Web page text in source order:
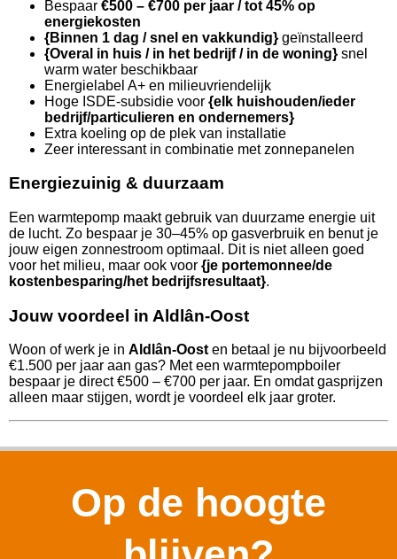
Bespaar €500 – €700 per jaar / tot 45% op
energiekosten
{Binnen 1 dag / snel en vakkundig} geïnstalleerd
{Overal in huis / in het bedrijf / in de woning} snel
warm water beschikbaar
Energielabel A+ en milieuvriendelijk
Hoge ISDE-subsidie voor {elk huishouden/ieder
bedrijf/particulieren en ondernemers}
Extra koeling op de plek van installatie
Zeer interessant in combinatie met zonnepanelen
Energiezuinig & duurzaam
Een warmtepomp maakt gebruik van duurzame energie uit
de lucht. Zo bespaar je 30–45% op gasverbruik en benut je
jouw eigen zonnestroom optimaal. Dit is niet alleen goed
voor het milieu, maar ook voor {je portemonnee/de
kostenbesparing/het bedrijfsresultaat}.
Jouw voordeel in Aldlân-Oost
Woon of werk je in Aldlân-Oosten betaal je nu bijvoorbeeld
€1.500 per jaar aan gas? Met een warmtepompboiler
bespaar je direct €500 – €700 per jaar. En omdat gasprijzen
alleen maar stijgen, wordt je voordeel elk jaar groter.
Op de hoogte